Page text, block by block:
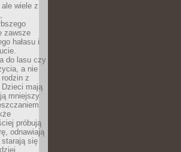
wiele z
zawsze
hałasu i
do lasu czy
a nie
rodzin z
mają
mniejszy
próbują
odnawiają
starają się